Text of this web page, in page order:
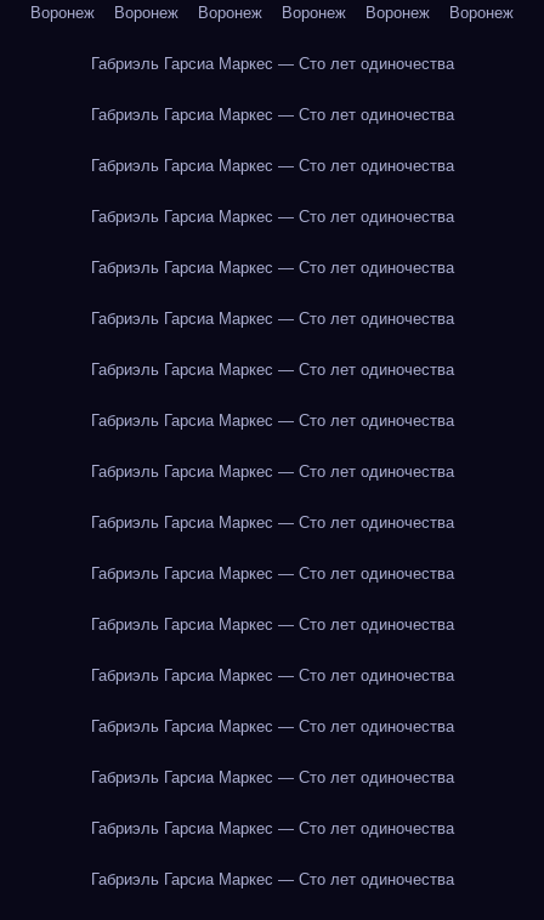
Воронеж Воронеж Воронеж Воронеж Воронеж Воронеж
Габриэль Гарсиа Маркес — Сто лет одиночества
Габриэль Гарсиа Маркес — Сто лет одиночества
Габриэль Гарсиа Маркес — Сто лет одиночества
Габриэль Гарсиа Маркес — Сто лет одиночества
Габриэль Гарсиа Маркес — Сто лет одиночества
Габриэль Гарсиа Маркес — Сто лет одиночества
Габриэль Гарсиа Маркес — Сто лет одиночества
Габриэль Гарсиа Маркес — Сто лет одиночества
Габриэль Гарсиа Маркес — Сто лет одиночества
Габриэль Гарсиа Маркес — Сто лет одиночества
Габриэль Гарсиа Маркес — Сто лет одиночества
Габриэль Гарсиа Маркес — Сто лет одиночества
Габриэль Гарсиа Маркес — Сто лет одиночества
Габриэль Гарсиа Маркес — Сто лет одиночества
Габриэль Гарсиа Маркес — Сто лет одиночества
Габриэль Гарсиа Маркес — Сто лет одиночества
Габриэль Гарсиа Маркес — Сто лет одиночества